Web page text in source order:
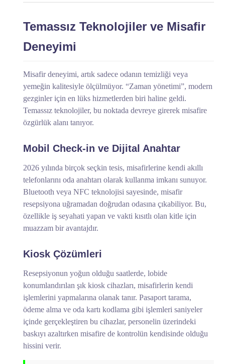
Temassız Teknolojiler ve Misafir
Deneyimi
Misafir deneyimi, artık sadece odanın temizliği veya
yemeğin kalitesiyle ölçülmüyor. “Zaman yönetimi”, modern
gezginler için en lüks hizmetlerden biri haline geldi.
Temassız teknolojiler, bu noktada devreye girerek misafire
özgürlük alanı tanıyor.
Mobil Check-in ve Dijital Anahtar
2026 yılında birçok seçkin tesis, misafirlerine kendi akıllı
telefonlarını oda anahtarı olarak kullanma imkanı sunuyor.
Bluetooth veya NFC teknolojisi sayesinde, misafir
resepsiyona uğramadan doğrudan odasına çıkabiliyor. Bu,
özellikle iş seyahati yapan ve vakti kısıtlı olan kitle için
muazzam bir avantajdır.
Kiosk Çözümleri
Resepsiyonun yoğun olduğu saatlerde, lobide
konumlandırılan şık kiosk cihazları, misafirlerin kendi
işlemlerini yapmalarına olanak tanır. Pasaport tarama,
ödeme alma ve oda kartı kodlama gibi işlemleri saniyeler
içinde gerçekleştiren bu cihazlar, personelin üzerindeki
baskıyı azaltırken misafire de kontrolün kendisinde olduğu
hissini verir.